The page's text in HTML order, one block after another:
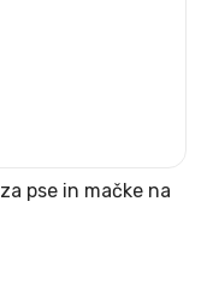
pse in mačke na